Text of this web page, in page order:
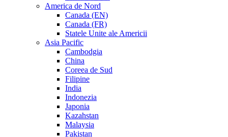
America de Nord
Canada (EN)
Canada (FR)
Statele Unite ale Americii
Asia Pacific
Cambodgia
China
Coreea de Sud
Filipine
India
Indonezia
Japonia
Kazahstan
Malaysia
Pakistan